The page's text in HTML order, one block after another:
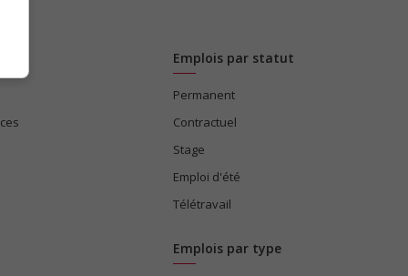
Emplois par statut
Permanent
Contractuel
Stage
Emploi d'été
Télétravail
Emplois par type